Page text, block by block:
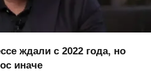
ждали с 2022 года, но
иначе